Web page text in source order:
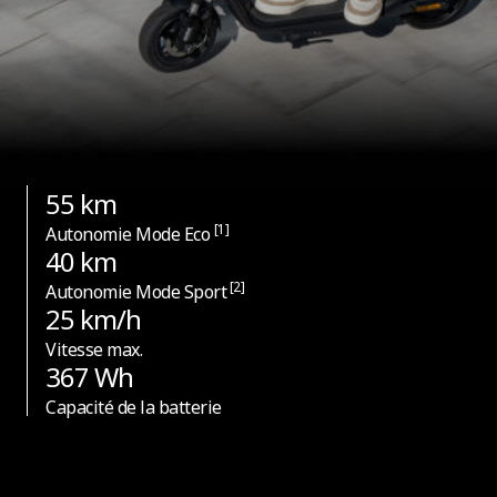
55 km
Autonomie Mode Eco[1]
40 km
Autonomie Mode Sport[2]
25 km/h
Vitesse max.
367 Wh
Capacité de la batterie
Clignotants intégrés
Oui, à l'avant et à l'arrière
Non
Pneus
Type de pneus
Pneus tubeless autocicatrisants